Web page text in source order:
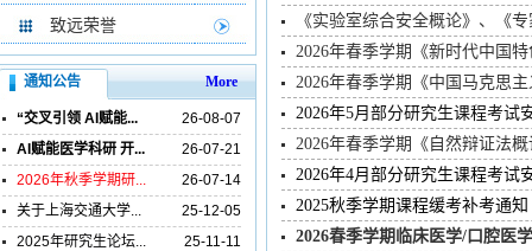
致远荣誉
《实验室综合安全概论》、《
2026年春季学期《新时代中国
2026年春季学期《中国马克思
2026年5月部分研究生课程考试
2026年春季学期《自然辩证法
2026年4月部分研究生课程考试
2025秋季学期课程缓考补考通知
2026春季学期临床医学/口腔医
通知公告 More
“交叉引领 AI赋能...
26-08-07
AI赋能医学科研 开...
26-07-21
2026年秋季学期研...
26-07-14
关于上海交通大学...
25-12-05
2025年研究生论坛...
25-11-11